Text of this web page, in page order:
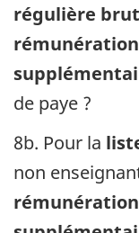
régulière
de paye ?
8b. Pour la
non